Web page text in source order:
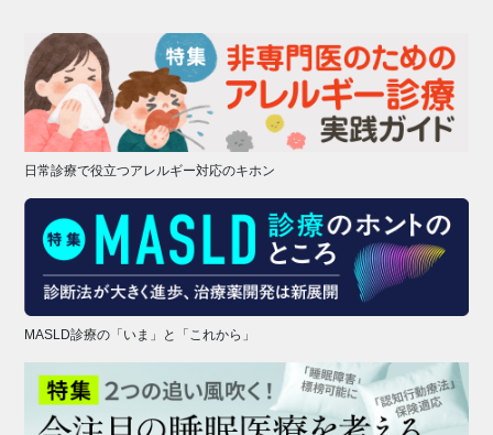
日常診療で役立つアレルギー対応のキホン
MASLD診療の「いま」と「これから」